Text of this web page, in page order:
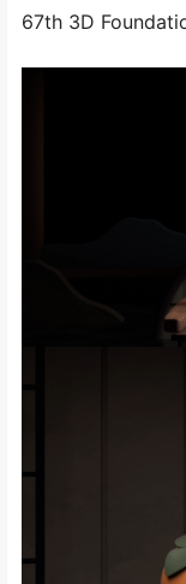
67th 3D